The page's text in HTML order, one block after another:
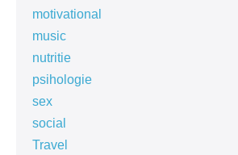
motivational
music
nutritie
psihologie
sex
social
Travel